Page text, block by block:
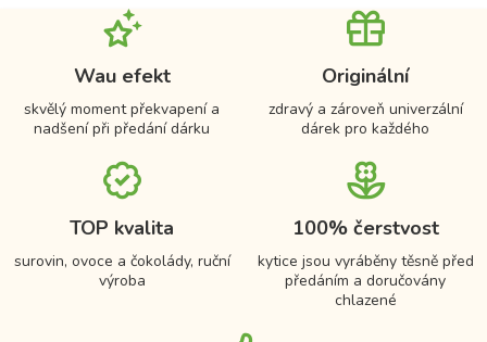
Wau efekt
skvělý moment překvapení a
nadšení při předání dárku
Originální
zdravý a zároveň univerzální
dárek pro každého
TOP kvalita
surovin, ovoce a čokolády, ruční
výroba
100% čerstvost
kytice jsou vyráběny těsně před
předáním a doručovány
chlazené